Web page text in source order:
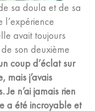
sa doula et de sa
l’expérience
avait toujours
son deuxième
coup d’éclat sur
mais j’avais
Je n’ai jamais rien
a été incroyable et